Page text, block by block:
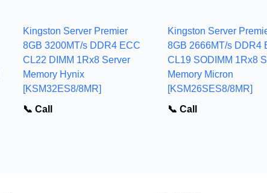
Kingston Server Premier
8GB 3200MT/s DDR4 ECC
CL22 DIMM 1Rx8 Server
Memory Hynix
[KSM32ES8/8MR]
📞 Call
Kingston Server
8GB 2666MT/s DDR4
CL19 SODIMM 1Rx8
Memory Micron
[KSM26SES8/8MR]
📞 Call